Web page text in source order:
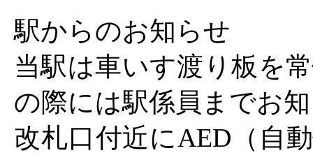
駅からのお知らせ
当駅は車いす渡り板を
の際には駅係員までお
改札口付近にAED（自